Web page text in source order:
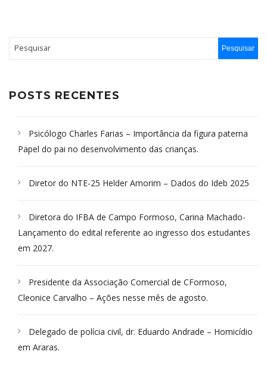
POSTS RECENTES
Psicólogo Charles Farias – Importância da figura paterna
Papel do pai no desenvolvimento das crianças.
Diretor do NTE-25 Helder Amorim – Dados do Ideb 2025
Diretora do IFBA de Campo Formoso, Carina Machado-
Lançamento do edital referente ao ingresso dos estudantes
em 2027.
Presidente da Associação Comercial de CFormoso,
Cleonice Carvalho – Ações nesse mês de agosto.
Delegado de polícia civil, dr. Eduardo Andrade – Homicídio
em Araras.